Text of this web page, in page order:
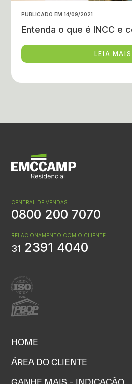
PUBLICADO EM 14/09/2021
Entenda o que é INCC e
LEIA MAIS
CENTRAL DE VENDAS
0800 200 7070
RELACIONAMENTO COM O CLIENTE
31 2391 4040
HOME
ÁREA DO CLIENTE